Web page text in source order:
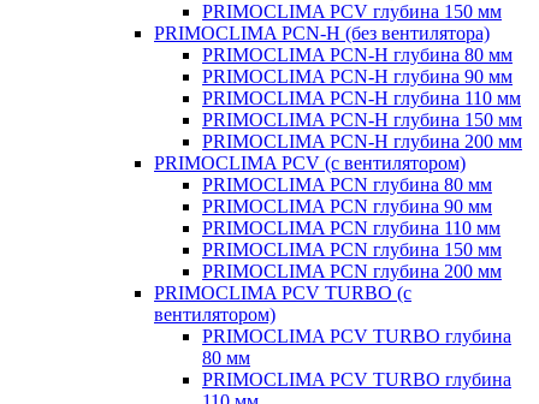
PRIMOCLIMA PCV глубина 150 мм
PRIMOCLIMA PCN-H (без вентилятора)
PRIMOCLIMA PCN-H глубина 80 мм
PRIMOCLIMA PCN-H глубина 90 мм
PRIMOCLIMA PCN-H глубина 110 мм
PRIMOCLIMA PCN-H глубина 150 мм
PRIMOCLIMA PCN-H глубина 200 мм
PRIMOCLIMA PCV (c вентилятором)
PRIMOCLIMA PCN глубина 80 мм
PRIMOCLIMA PCN глубина 90 мм
PRIMOCLIMA PCN глубина 110 мм
PRIMOCLIMA PCN глубина 150 мм
PRIMOCLIMA PCN глубина 200 мм
PRIMOCLIMA PCV TURBO (c
вентилятором)
PRIMOCLIMA PCV TURBO глубина
80 мм
PRIMOCLIMA PCV TURBO глубина